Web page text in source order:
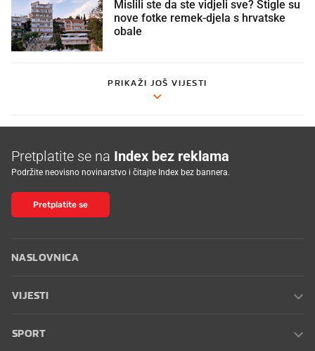
Mislili ste da ste vidjeli sve? Stigle su
nove fotke remek-djela s hrvatske
obale
PRIKAŽI JOŠ VIJESTI
Pretplatite se na Index bez reklama
Podržite neovisno novinarstvo i čitajte Index bez bannera.
Pretplatite se
NASLOVNICA
VIJESTI
SPORT